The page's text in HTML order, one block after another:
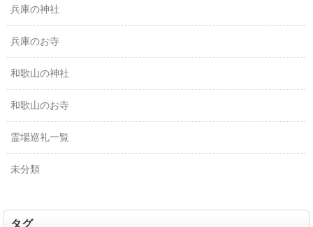
兵庫の神社
兵庫のお寺
和歌山の神社
和歌山のお寺
霊場巡礼一覧
未分類
タグ